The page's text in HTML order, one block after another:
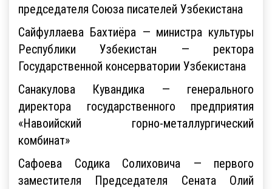
председателя Союза писателей Узбекистана
Сайфуллаева Бахтиёра — министра культуры
Республики Узбекистан — ректора
Государственной консерватории Узбекистана
Санакулова Кувандика — генерального
директора государственного предприятия
«Навоийский горно-металлургический
комбинат»
Сафоева Содика Солиховича — первого
заместителя Председателя Сената Олий